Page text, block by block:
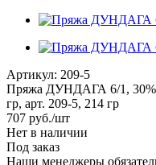
Артикул: 209-5
Пряжа ДУНДАГА 6/1, 30%
гр, арт. 209-5, 214 гр
707 руб./шт
Нет в наличии
Под заказ
Наши менеджеры